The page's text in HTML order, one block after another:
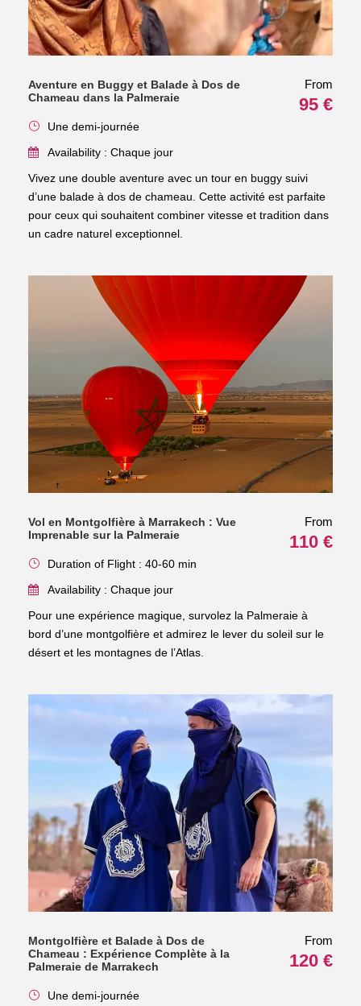
Aventure en Buggy et Balade à Dos de
Chameau dans la Palmeraie
From
95 €
Une demi-journée
Availability : Chaque jour
Vivez une double aventure avec un tour en buggy suivi
d’une balade à dos de chameau. Cette activité est parfaite
pour ceux qui souhaitent combiner vitesse et tradition dans
un cadre naturel exceptionnel.
Vol en Montgolfière à Marrakech : Vue
Imprenable sur la Palmeraie
From
110 €
Duration of Flight : 40-60 min
Availability : Chaque jour
Pour une expérience magique, survolez la Palmeraie à
bord d’une montgolfière et admirez le lever du soleil sur le
désert et les montagnes de l’Atlas.
Montgolfière et Balade à Dos de
Chameau : Expérience Complète à la
Palmeraie de Marrakech
From
120 €
Une demi-journée